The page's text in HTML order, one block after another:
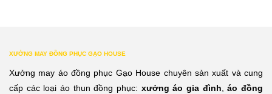
XƯỞNG MAY ĐỒNG PHỤC GẠO HOUSE
Xưởng may áo đồng phục Gạo House chuyên sản xuất và cung
cấp các loại áo thun đồng phục: xưởng áo gia đình,áo đồng